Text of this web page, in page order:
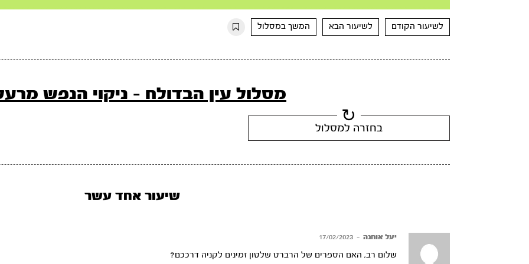
10s
10s
לשיעור הקודם
לשיעור הבא המשך במסלול
מסלול עין הבדולח - ניקוי הנפש
בחזרה למסלול
שיעור אחד עשר
יעל אוחנה –
17/02/2023
שלום רב, האם הספרים של הרברט שלטון זמינים לקניה דרככם?